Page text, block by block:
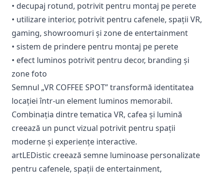
• decupaj rotund, potrivit pentru montaj pe perete
• utilizare interior, potrivit pentru cafenele, spații VR,
gaming, showroomuri și zone de entertainment
• sistem de prindere pentru montaj pe perete
• efect luminos potrivit pentru decor, branding și
zone foto
Semnul „VR COFFEE SPOT” transformă identitatea
locației într-un element luminos memorabil.
Combinația dintre tematica VR, cafea și lumină
creează un punct vizual potrivit pentru spații
moderne și experiențe interactive.
artLEDistic creează semne luminoase personalizate
pentru cafenele, spații de entertainment,